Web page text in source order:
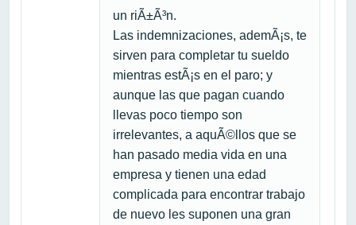
un riÃ±Ã³n.
Las indemnizaciones, ademÃ¡s, te
sirven para completar tu sueldo
mientras estÃ¡s en el paro; y
aunque las que pagan cuando
llevas poco tiempo son
irrelevantes, a aquÃ©llos que se
han pasado media vida en una
empresa y tienen una edad
complicada para encontrar trabajo
de nuevo les suponen una gran